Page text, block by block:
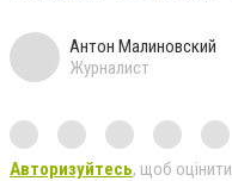
Антон Малиновский
Журналист
Авторизуйтесь, щоб оцінити